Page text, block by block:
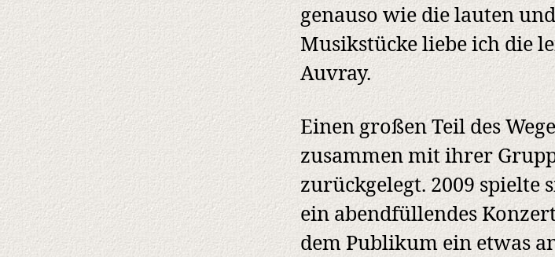
genauso wie die lauten
Musikstücke liebe ich die
Auvray.
Einen großen Teil des
zusammen mit ihrer
zurückgelegt. 2009 spielte
ein abendfüllendes
dem Publikum ein etwas